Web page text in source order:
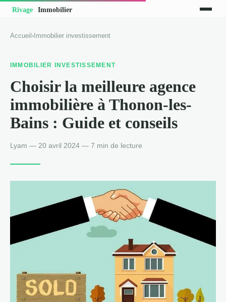
Accueil › Immobilier investissement
IMMOBILIER INVESTISSEMENT
Choisir la meilleure agence
immobilière à Thonon-les-
Bains : Guide et conseils
Lyam — 20 avril 2024 — 7 min de lecture